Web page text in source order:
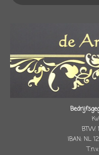
BTW:
IBAN: NL